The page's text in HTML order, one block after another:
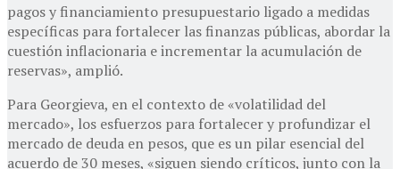
pagos y financiamiento presupuestario ligado a medidas
específicas para fortalecer las finanzas públicas, abordar la
cuestión inflacionaria e incrementar la acumulación de
reservas», amplió.
Para Georgieva, en el contexto de «volatilidad del
mercado», los esfuerzos para fortalecer y profundizar el
mercado de deuda en pesos, que es un pilar esencial del
acuerdo de 30 meses, «siguen siendo críticos, junto con la